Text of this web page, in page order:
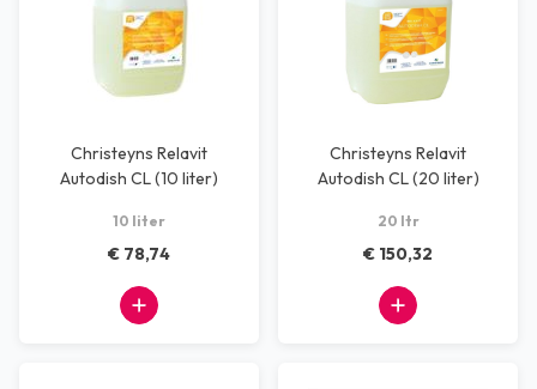
Christeyns Relavit
Autodish CL (10 liter)
10 liter
€ 78,74
Christeyns Relavit
Autodish CL (20 liter)
20 ltr
€ 150,32